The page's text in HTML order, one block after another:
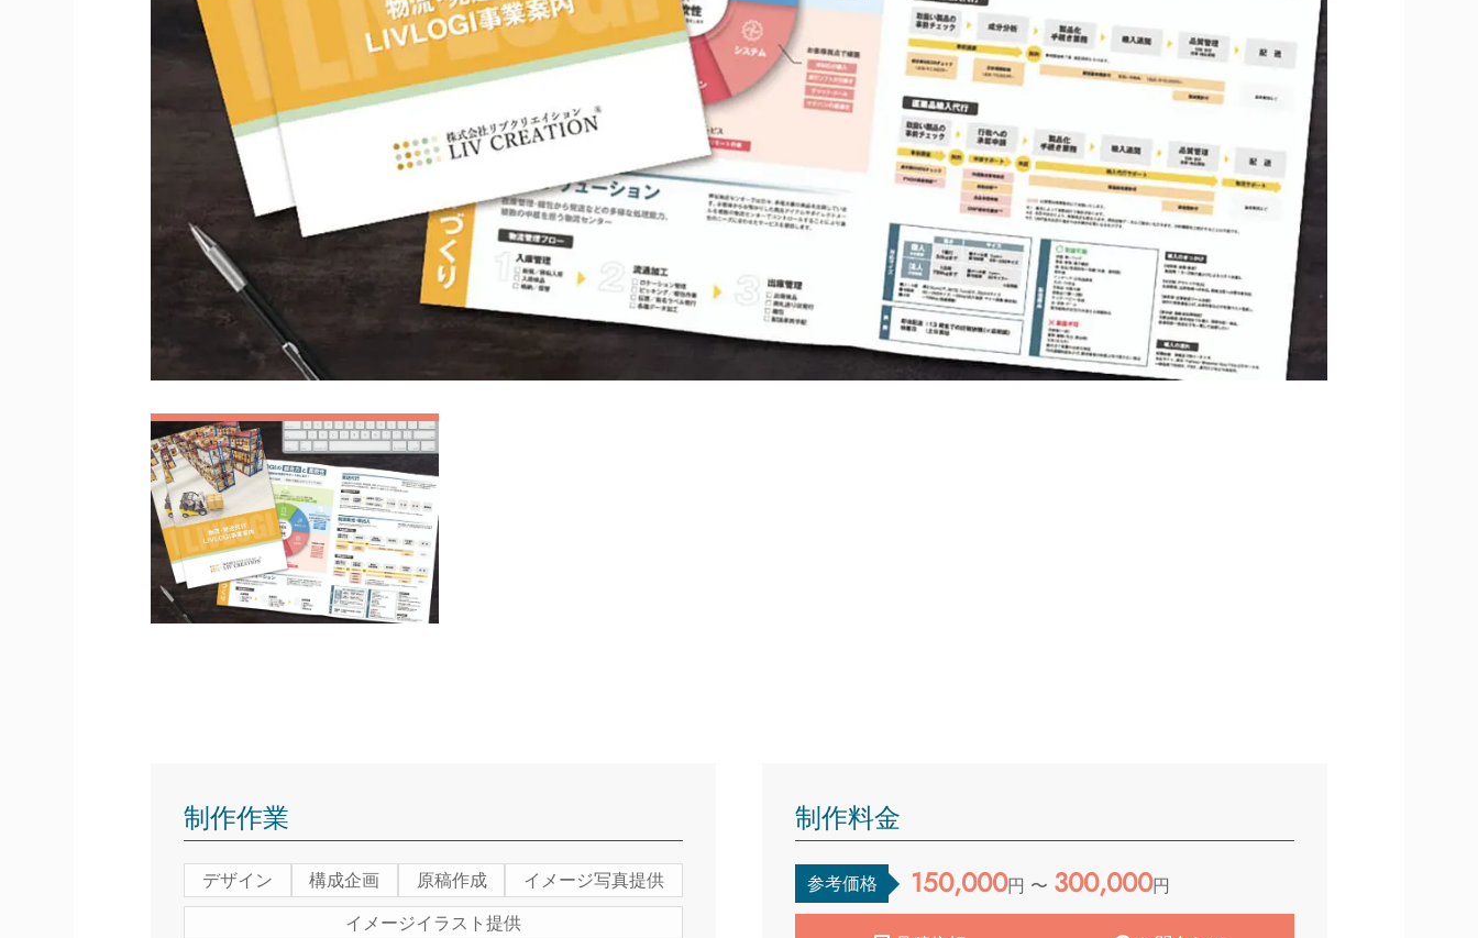
制作作業
デザイン 構成企画 原稿作成
イメージ写真提供
イメージイラスト提供
制作料金
参考価格 150,000円 〜 300,000円